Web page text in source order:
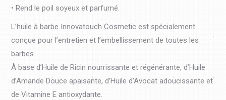
• Rend le poil soyeux et parfumé.
L’huile à barbe Innovatouch Cosmetic est spécialement
conçue pour l’entretien et l’embellissement de toutes les
barbes.
À base d’Huile de Ricin nourrissante et régénérante, d’Huile
d’Amande Douce apaisante, d’Huile d’Avocat adoucissante et
de Vitamine E antioxydante.